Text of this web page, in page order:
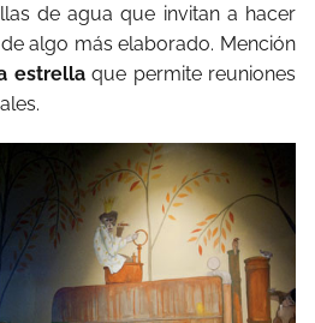
de agua que invitan a hacer
algo más elaborado. Mención
estrellaque permite reuniones